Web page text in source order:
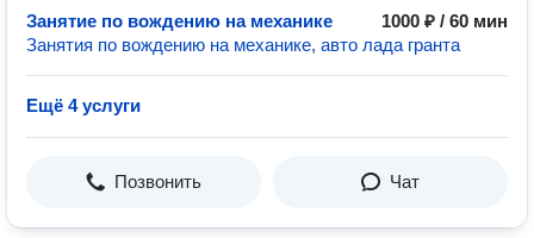
Занятие по вождению на механике
1000 ₽ / 60 мин
Занятия по вождению на механике, авто лада гранта
Ещё 4 услуги
Позвонить Чат